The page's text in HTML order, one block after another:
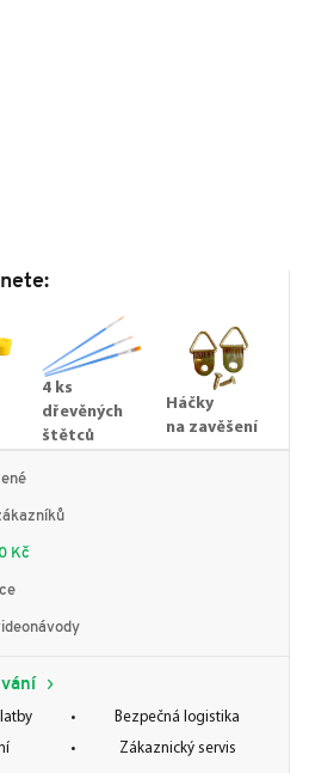
4 ks
dřevěných
štětců
Háčky
na zavěšení
Kč
Bezpečná logistika
Zákaznický servis